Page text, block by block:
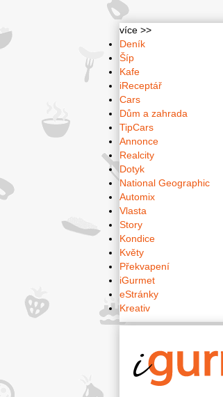
více >>
Deník
Šíp
Kafe
iReceptář
Cars
Dům a zahrada
TipCars
Annonce
Realcity
Dotyk
National Geographic
Automix
Vlasta
Story
Kondice
Květy
Překvapení
iGurmet
eStránky
Kreativ